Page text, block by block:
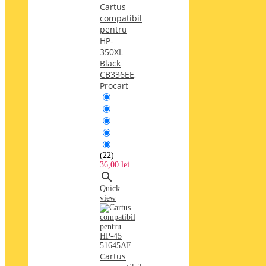
Cartus
compatibil
pentru
HP-
350XL
Black
CB336EE,
Procart
(22)
36,00 lei

Quick
view
Cartus